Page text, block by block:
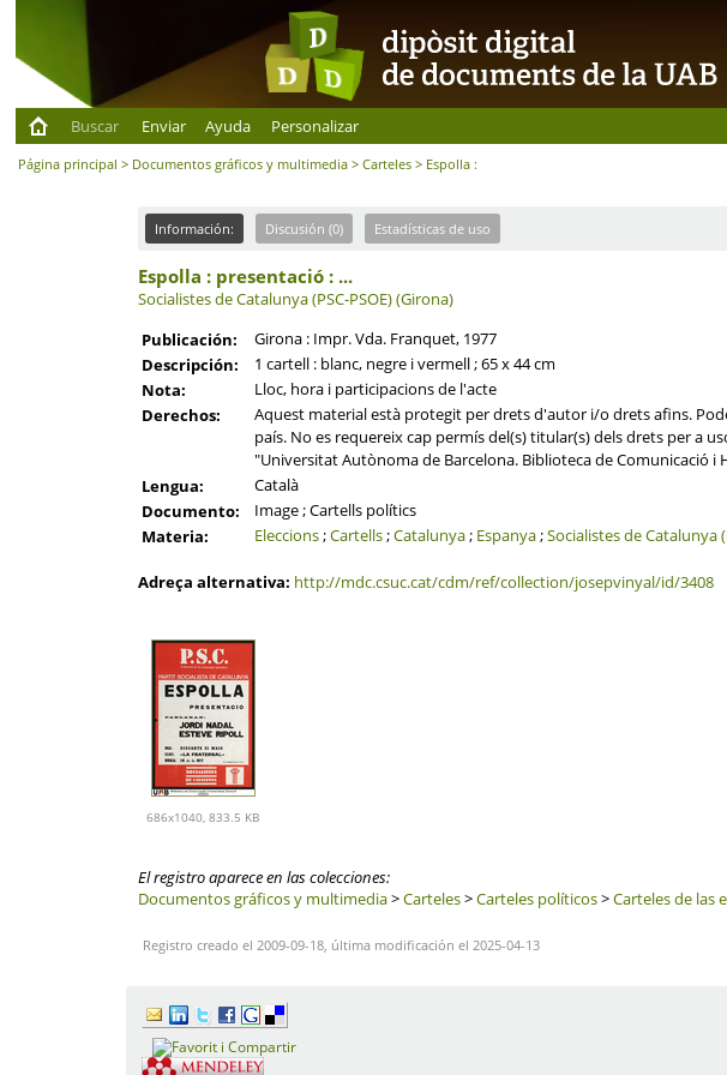
Buscar
Enviar Ayuda Personalizar
Página principal > Documentos gráficos y multimedia >Carteles > Espolla :
Información: Discusión (0) Estadísticas de uso
Espolla : presentació : ...
Socialistes de Catalunya (PSC-PSOE) (Girona)
Publicación:
Girona : Impr. Vda. Franquet, 1977
Descripción:
1 cartell : blanc, negre i vermell ; 65 x 44 cm
Nota:
Lloc, hora i participacions de l'acte
Derechos:
Aquest material està protegit per drets d'autor i/o drets afins.
país. No es requereix cap permís del(s) titular(s) dels drets per a
"Universitat Autònoma de Barcelona. Biblioteca de Comunicació i
Lengua:
Català
Documento:
Image ; Cartells polítics
Materia:
Eleccions;Cartells;Catalunya; Espanya;Socialistes de Catalunya
Adreça alternativa: http://mdc.csuc.cat/cdm/ref/collection/josepvinyal/id/3408
686x1040, 833.5 KB
El registro aparece en las colecciones:
Documentos gráficos y multimedia>Carteles>Carteles políticos>Carteles de las
Registro creado el 2009-09-18, última modificación el 2025-04-13